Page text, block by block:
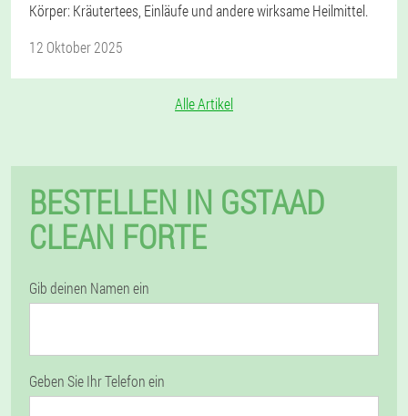
Körper: Kräutertees, Einläufe und andere wirksame Heilmittel.
12 Oktober 2025
Alle Artikel
BESTELLEN IN GSTAAD
CLEAN FORTE
Gib deinen Namen ein
Geben Sie Ihr Telefon ein